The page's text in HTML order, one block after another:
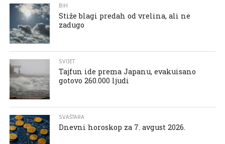
BIH
Stiže blagi predah od vrelina, ali ne
zadugo
SVIJET
Tajfun ide prema Japanu, evakuisano
gotovo 260.000 ljudi
SVAŠTARA
Dnevni horoskop za 7. avgust 2026.